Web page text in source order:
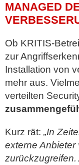
MANAGED
Ob KRITIS-
zur
Installation von
mehr aus.
verteilten
Kurz rät: „In
externe
zurückzugreifen.